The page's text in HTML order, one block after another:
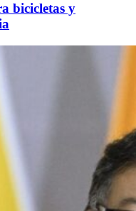
bicicletas y